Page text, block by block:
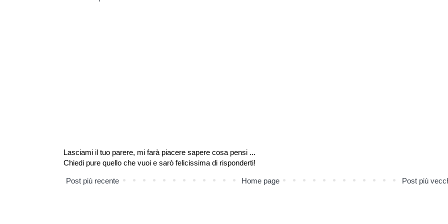
Lasciami il tuo parere, mi farà piacere sapere cosa pensi ...
Chiedi pure quello che vuoi e sarò felicissima di risponderti!
Post più recente Post più
Home page